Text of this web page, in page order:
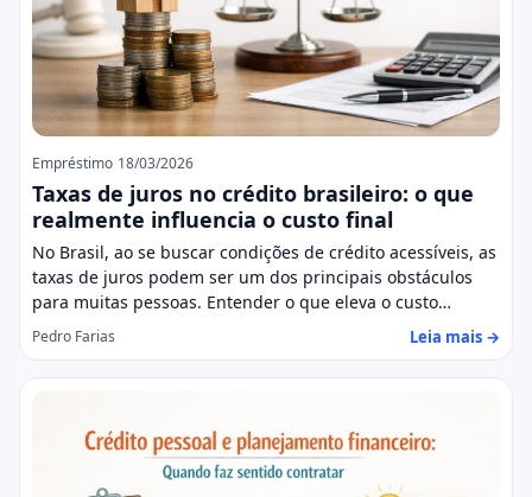
Empréstimo 18/03/2026
Taxas de juros no crédito brasileiro: o que
realmente influencia o custo final
No Brasil, ao se buscar condições de crédito acessíveis, as
taxas de juros podem ser um dos principais obstáculos
para muitas pessoas. Entender o que eleva o custo…
Pedro Farias Leia mais →